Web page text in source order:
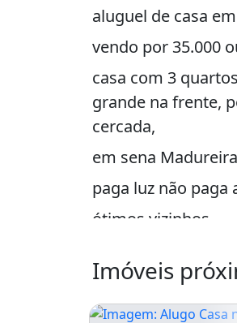
aluguel de casa
vendo por 35.000
casa com 3
grande na frente,
cercada,
em sena
paga luz não paga
ótimos vizinhos
2 escola e
passa ônibus de
Imóveis